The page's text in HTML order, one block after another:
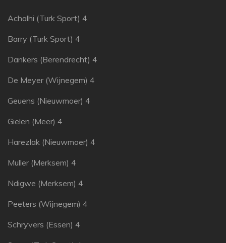
Achalhi (Turk Sport) 4
Barry (Turk Sport) 4
Dankers (Berendrecht) 4
De Meyer (Wijnegem) 4
Geuens (Nieuwmoer) 4
Gielen (Meer) 4
Harezlak (Nieuwmoer) 4
Muller (Merksem) 4
Ndigwe (Merksem) 4
Peeters (Wijnegem) 4
Schryvers (Essen) 4